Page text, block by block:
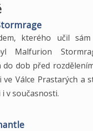
kterého učil
Malfurion
do dob před
Válce Prastarých a
v současnosti.